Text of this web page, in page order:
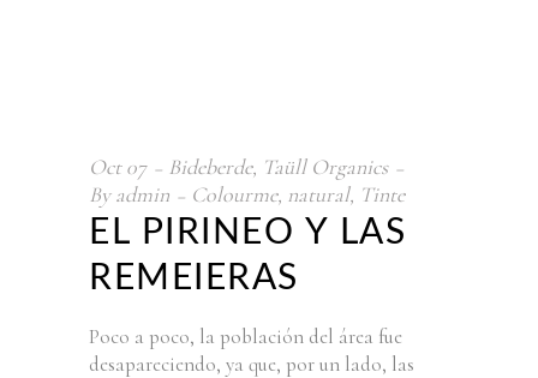
Oct 07 Bideberde, Taüll Organics
Byadmin Colourme, natural, Tinte
EL PIRINEO Y LAS
REMEIERAS
Poco a poco, la población del área fue
desapareciendo, ya que, por un lado, las